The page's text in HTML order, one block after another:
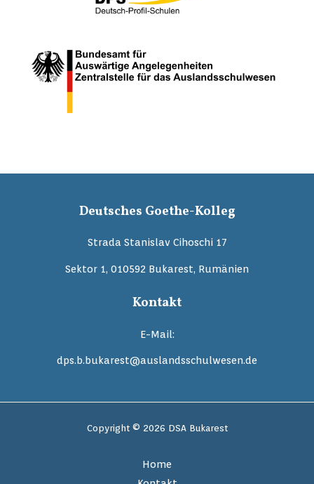
Deutsches Goethe-Kolleg
Strada Stanislav Cihoschi 17
Sektor 1, 010592 Bukarest, Rumänien
Kontakt
E-Mail:
dps.b.bukarest@auslandsschulwesen.de
Copyright © 2026 DSA Bukarest
Home